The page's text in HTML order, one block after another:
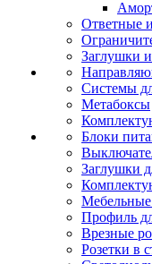
Ответные
Заглушки
Системы
Метабоксы
Блоки
Заглушки
Мебельные
Профиль
Врезные
Розетки в